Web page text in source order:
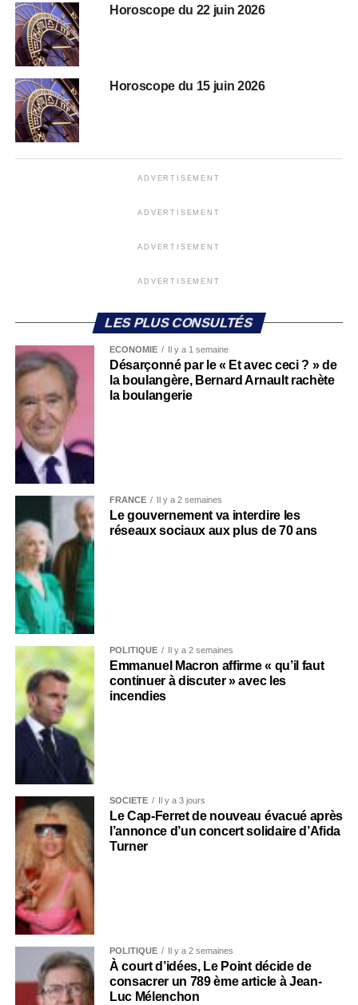
Horoscope du 22 juin 2026
Horoscope du 15 juin 2026
ADVERTISEMENT
ADVERTISEMENT
ADVERTISEMENT
ADVERTISEMENT
LES PLUS CONSULTÉS
ECONOMIE Il y a 1 semaine
Désarçonné par le « Et avec ceci ? » de
la boulangère, Bernard Arnault rachète
la boulangerie
FRANCE Il y a 2 semaines
Le gouvernement va interdire les
réseaux sociaux aux plus de 70 ans
POLITIQUE Il y a 2 semaines
Emmanuel Macron affirme « qu’il faut
continuer à discuter » avec les
incendies
SOCIÉTÉ Il y a 3 jours
Le Cap-Ferret de nouveau évacué après
l’annonce d’un concert solidaire d’Afida
Turner
POLITIQUE Il y a 2 semaines
À court d’idées, Le Point décide de
consacrer un 789 ème article à Jean-
Luc Mélenchon